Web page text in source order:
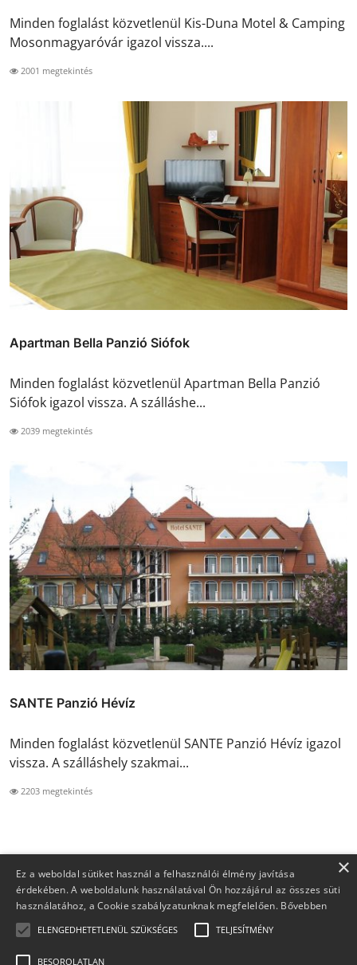
Minden foglalást közvetlenül Kis-Duna Motel & Camping
Mosonmagyaróvár igazol vissza....
2001 megtekintés
Apartman Bella Panzió Siófok
Minden foglalást közvetlenül Apartman Bella Panzió
Siófok igazol vissza. A szálláshe...
2039 megtekintés
SANTE Panzió Hévíz
Minden foglalást közvetlenül SANTE Panzió Hévíz igazol
vissza. A szálláshely szakmai...
2203 megtekintés
×
Ez a weboldal sütiket használ a felhasználói élmény javítása
érdekében. A weboldalunk használatával Ön hozzájárul az összes süti
használatához, a Cookie szabályzatunknak megfelelően. Bővebben
ELENGEDHETETLENÜL SZÜKSÉGES TELJESÍTMÉNY
BESOROLATLAN